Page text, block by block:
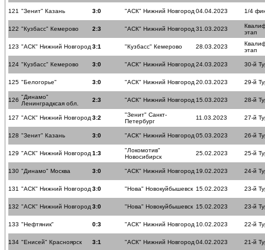
121 "Зенит" Казань 3:0 "АСК" Нижний Новгород 04.04.2023 1/4
122 "Кузбасс" Кемерово 2:3 "АСК" Нижний Новгород 31.03.2023
этап
123 "АСК" Нижний Новгород 3:1 "Кузбасс" Кемерово 28.03.2023
этап
124 "Кузбасс" Кемерово 3:0 "АСК" Нижний Новгород 24.03.2023 30-й
125 "Белогорье" 3:0 "АСК" Нижний Новгород 20.03.2023 29-й
126 "Динамо"
Ленинградксая обл.
2:3 "АСК" Нижний Новгород 15.03.2023 28-й
127 "АСК" Нижний Новгород 3:2
"Зенит" Санкт-
Петербург
11.03.2023 27-й
128 "Зенит" Казань 3:0 "АСК" Нижний Новгород 05.03.2023 26-й
129 "АСК" Нижний Новгород 1:3
"Локомотив"
Новосибирск
25.02.2023 25-й
130 "Динамо" Москва 3:0 "АСК" Нижний Новгород 19.02.2023 24-й
131 "АСК" Нижний Новгород 3:0 "Нова" Новокуйбышевск 15.02.2023 23-й
132 "АСК" Нижний Новгород 3:0 "Нова" Новокуйбышевск 15.02.2023 23-й
133 "Нефтяник" 0:3 "АСК" Нижний Новгород 10.02.2023 22-й
134 "Енисей" Красноярск 3:1 "АСК" Нижний Новгород 04.02.2023 21-й